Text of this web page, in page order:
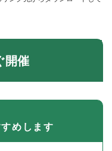
開催
めします